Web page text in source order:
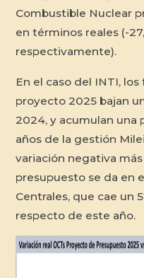
Combustible Nuclear
en términos reales (-
respectivamente).
En el caso del INTI,
proyecto 2025 bajan
2024, y acumulan una
años de la gestión
variación negativa
presupuesto se da en
Centrales, que cae un
respecto de este año.